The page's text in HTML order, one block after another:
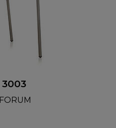
3003